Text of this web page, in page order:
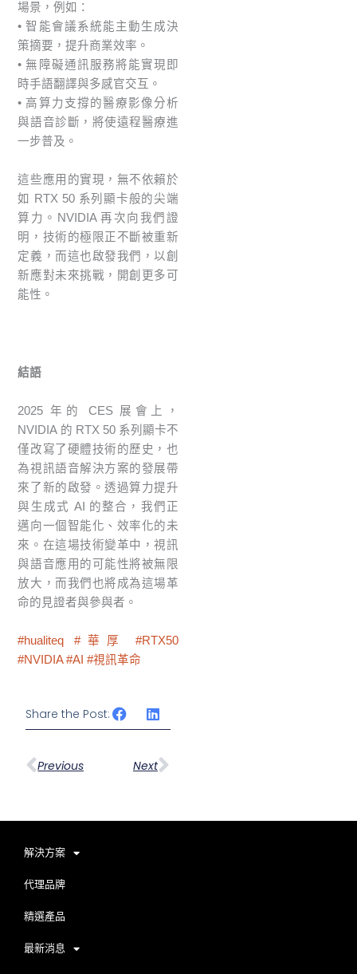
場景，例如：
• 智能會議系統能主動生成決
策摘要，提升商業效率。
• 無障礙通訊服務將能實現即
時手語翻譯與多感官交互。
• 高算力支撐的醫療影像分析
與語音診斷，將使遠程醫療進
一步普及。
這些應用的實現，無不依賴於
如 RTX 50 系列顯卡般的尖端
算力。NVIDIA 再次向我們證
明，技術的極限正不斷被重新
定義，而這也啟發我們，以創
新應對未來挑戰，開創更多可
能性。
結語
2025 年的 CES 展會上，
NVIDIA 的 RTX 50 系列顯卡不
僅改寫了硬體技術的歷史，也
為視訊語音解決方案的發展帶
來了新的啟發。透過算力提升
與生成式 AI 的整合，我們正
邁向一個智能化、效率化的未
來。在這場技術變革中，視訊
與語音應用的可能性將被無限
放大，而我們也將成為這場革
命的見證者與參與者。
#hualiteq #華厚
#RTX50
#NVIDIA #AI #視訊革命
Share the Post:
上一頁
Previous Next
下一篇
解決方案
代理品牌
精選產品
最新消息